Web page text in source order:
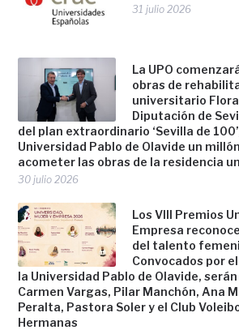
31 julio 2026
La UPO
obras de
universitario
Diputación de
del plan extraordinario ‘Sevilla de
Universidad Pablo de Olavide un
acometer las obras de la residencia
30 julio 2026
Los VIII Premios
Empresa
del talento
Convocados por
la Universidad Pablo de Olavide,
Carmen Vargas, Pilar Manchón, Ana
Peralta, Pastora Soler y el Club
Hermanas